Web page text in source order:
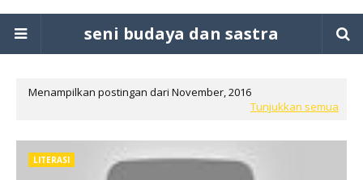
seni budaya dan sastra
Menampilkan postingan dari November, 2016
Tunjukkan semua
LITERASI